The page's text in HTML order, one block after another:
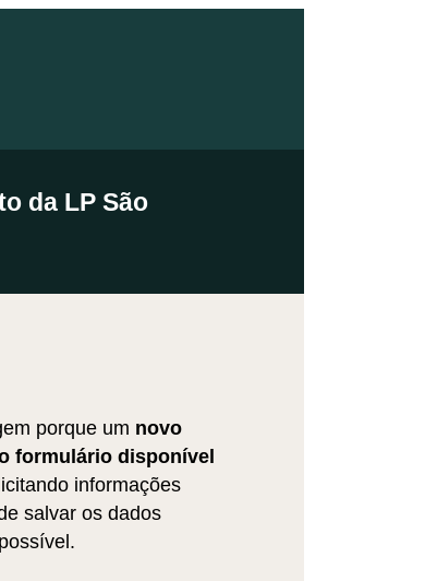
da LP São
porque um novo
formulário disponível
informações
salvar os dados